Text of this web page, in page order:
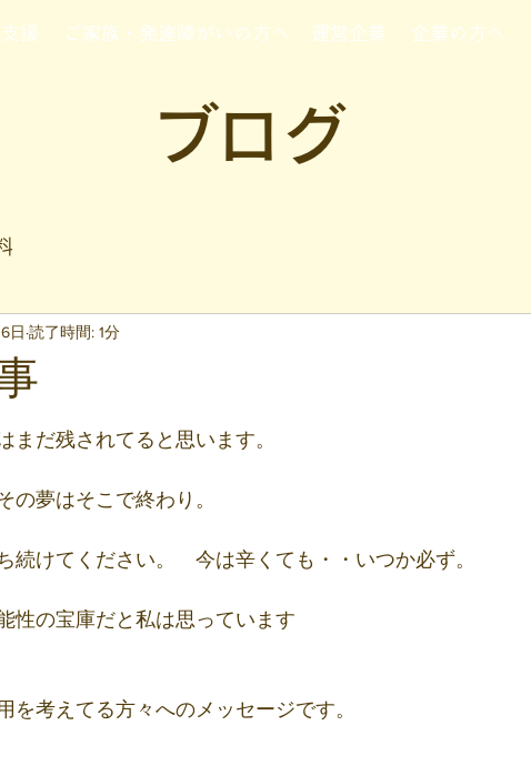
援 ご家族・発達障がいの方へ 運営企業 企業の方へ
ブログ
日 読了時間: 1分
まだ残されてると思います。
の夢はそこで終わり。
続けてください。　今は辛くても・・いつか必ず。
性の宝庫だと私は思っています
を考えてる方々へのメッセージです。